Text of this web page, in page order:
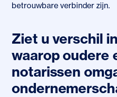
betrouwbare verbinder zijn.
Ziet u verschil
waarop oudere
notarissen